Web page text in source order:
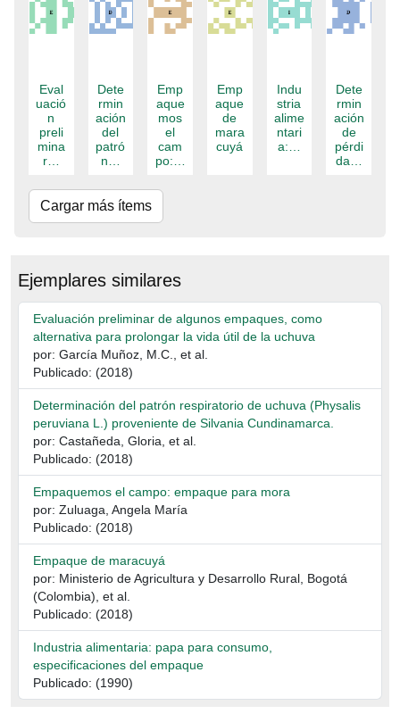
Eval
uació
n
preli
mina
r…
Dete
rmin
ación
del
patró
n…
Emp
aque
mos
el
cam
po:…
Emp
aque
de
mara
cuyá
Indu
stria
alime
ntari
a:…
Dete
rmin
ación
de
pérdi
da…
Cargar más ítems
Ejemplares similares
Evaluación preliminar de algunos empaques, como
alternativa para prolongar la vida útil de la uchuva
por: García Muñoz, M.C., et al.
Publicado: (2018)
Determinación del patrón respiratorio de uchuva (Physalis
peruviana L.) proveniente de Silvania Cundinamarca.
por: Castañeda, Gloria, et al.
Publicado: (2018)
Empaquemos el campo: empaque para mora
por: Zuluaga, Angela María
Publicado: (2018)
Empaque de maracuyá
por: Ministerio de Agricultura y Desarrollo Rural, Bogotá
(Colombia), et al.
Publicado: (2018)
Industria alimentaria: papa para consumo,
especificaciones del empaque
Publicado: (1990)